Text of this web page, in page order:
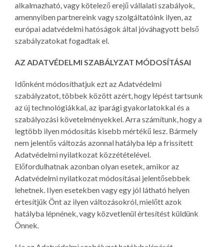
alkalmazható, vagy kötelező erejű vállalati szabályok,
amennyiben partnereink vagy szolgáltatóink ilyen, az
európai adatvédelmi hatóságok által jóváhagyott belső
szabályzatokat fogadtak el.
AZ ADATVÉDELMI SZABÁLYZAT MÓDOSÍTÁSAI
Időnként módosíthatjuk ezt az Adatvédelmi
szabályzatot, többek között azért, hogy lépést tartsunk
az új technológiákkal, az iparági gyakorlatokkal és a
szabályozási követelményekkel. Arra számítunk, hogy a
legtöbb ilyen módosítás kisebb mértékű lesz. Bármely
nem jelentős változás azonnal hatályba lép a frissített
Adatvédelmi nyilatkozat közzétételével.
Előfordulhatnak azonban olyan esetek, amikor az
Adatvédelmi nyilatkozat módosításai jelentősebbek
lehetnek. Ilyen esetekben vagy egy jól látható helyen
értesítjük Önt az ilyen változásokról, mielőtt azok
hatályba lépnének, vagy közvetlenül értesítést küldünk
Önnek.